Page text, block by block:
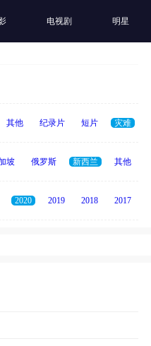
电视剧 明星
其他 纪录片 短片 灾难
坡 俄罗斯 新西兰 其他
2020 2019 2018 2017